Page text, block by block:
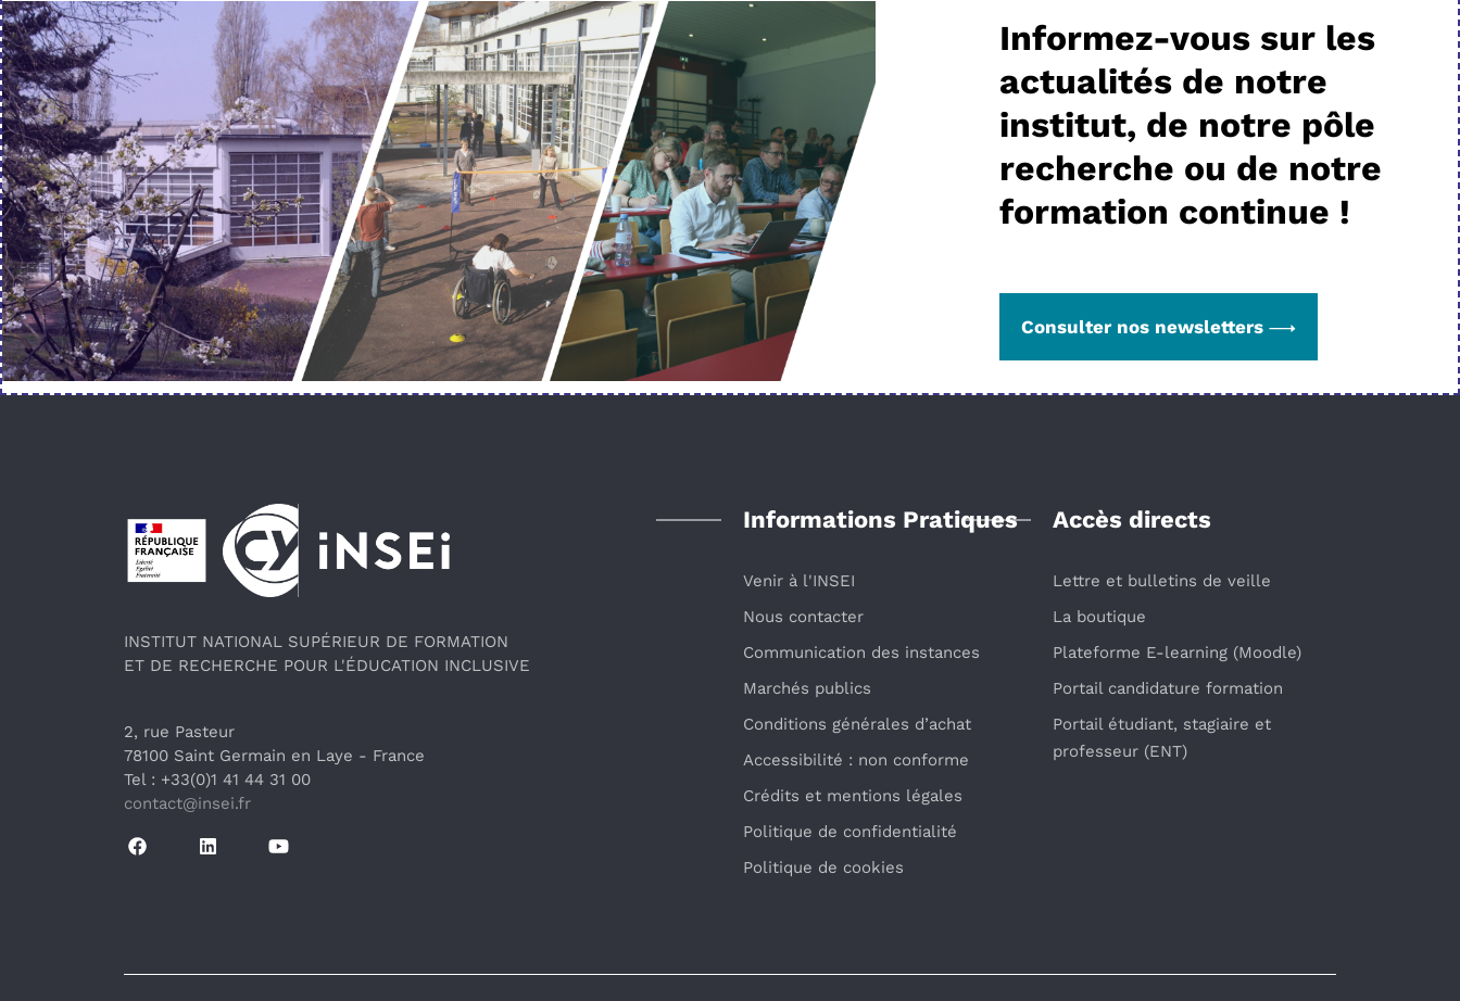
Informez-vous sur les
actualités de notre
institut, de notre pôle
recherche ou de notre
formation continue !
Consulter nos newsletters
Pied de page
INSTITUT NATIONAL SUPÉRIEUR DE FORMATION
ET DE RECHERCHE POUR L'ÉDUCATION INCLUSIVE
2, rue Pasteur
78100 Saint Germain en Laye - France
Tel : +33(0)1 41 44 31 00
contact@insei.fr
Informations Pratiques
Venir à l'INSEI
Nous contacter
Communication des instances
Marchés publics
Conditions générales d’achat
Accessibilité : non conforme
Crédits et mentions légales
Politique de confidentialité
Politique de cookies
Accès directs
Lettre et bulletins de veille
La boutique
Plateforme E-learning (Moodle)
Portail candidature formation
Portail étudiant, stagiaire et
professeur (ENT)